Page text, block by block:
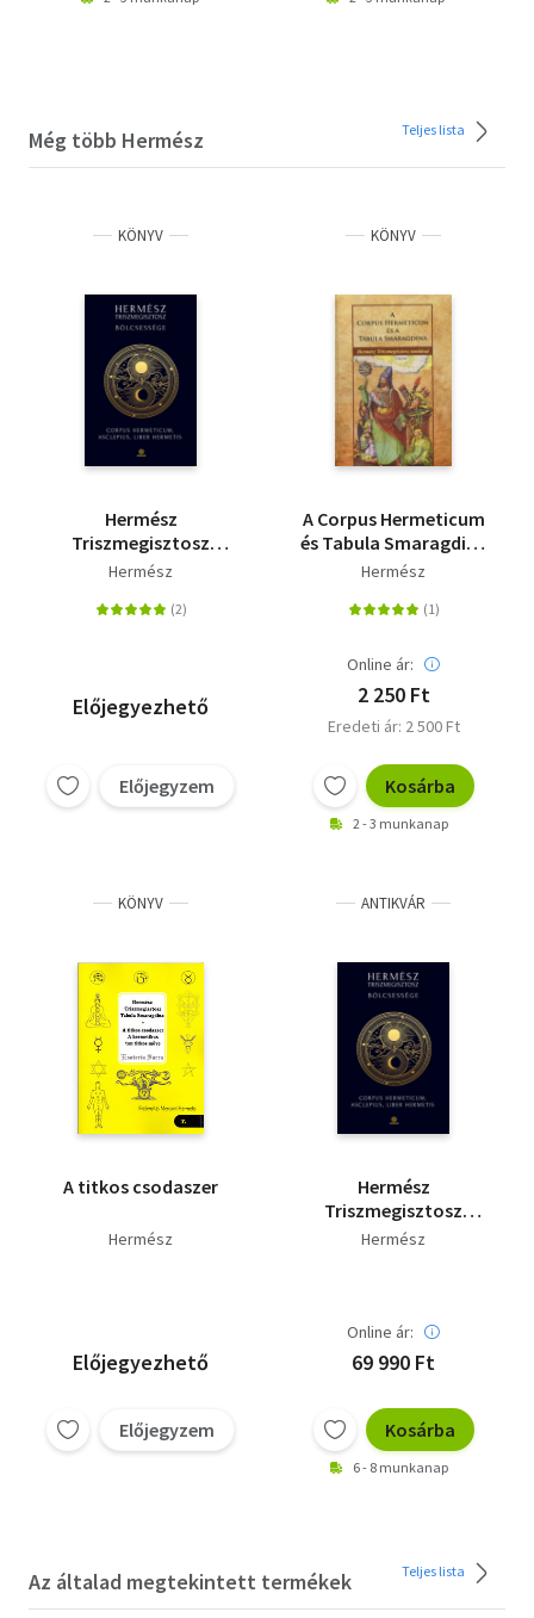
Még több Hermész Teljes lista
KÖNYV
Hermész
Triszmegisztosz
bölcsessége - Corpus
Hermetis, Asclepius
Hermész
Előjegyezhető
Előjegyzem
KÖNYV
A Corpus Hermeticum
és Tabula Smaragdina
- Hermész
tanításai
Hermész
Online ár:
2 250 Ft
Eredeti ár: 2 500 Ft
Kosárba
2 - 3 munkanap
KÖNYV
A titkos csodaszer
Hermész
Előjegyezhető
Előjegyzem
ANTIKVÁR
Hermész
Triszmegisztosz
bölcsessége
Hermész
Online ár:
69 990 Ft
Kosárba
6 - 8 munkanap
Az általad megtekintett termékek Teljes lista